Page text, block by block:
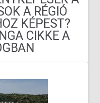
A RÉGIÓ
KÉPEST?
CIKKE A